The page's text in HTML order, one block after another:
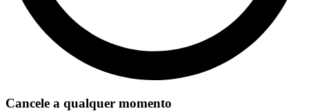
Cancele a qualquer momento